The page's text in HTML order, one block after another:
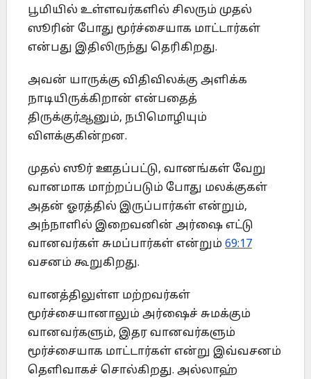
பூமியில் உள்ளவர்களில் சிலரும் முதல்
ஸூரின் போது மூர்ச்சையாக மாட்டார்கள்
என்பது இதிலிருந்து தெரிகிறது.
அவன் யாருக்கு விதிவிலக்கு அளிக்க
நாடியிருக்கிறான் என்பதைத்
திருக்குர்ஆனும், நபிமொழியும்
விளக்குகின்றன.
முதல் ஸூர் ஊதப்பட்டு, வானங்கள் வேறு
வானமாக மாற்றப்படும் போது மலக்குகள்
அதன் ஓரத்தில் இருப்பார்கள் என்றும்,
அந்நாளில் இறைவனின் அர்ஷை எட்டு
வானவர்கள் சுமப்பார்கள் என்றும் 69:17
வசனம் கூறுகிறது.
வானத்திலுள்ள மற்றவர்கள்
மூர்ச்சையானாலும் அர்ஷைச் சுமக்கும்
வானவர்களும், இதர வானவர்களும்
மூர்ச்சையாக மாட்டார்கள் என்று இவ்வசனம்
தெளிவாகச் சொல்கிறது. அல்லாஹ்